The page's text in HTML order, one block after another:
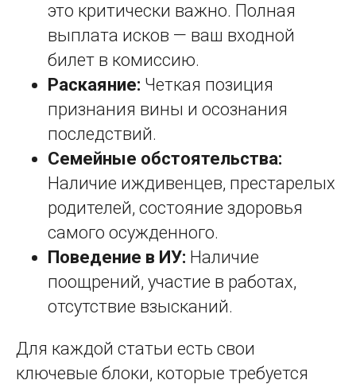
это критически важно. Полная
выплата исков — ваш входной
билет в комиссию.
Раскаяние: Четкая позиция
признания вины и осознания
последствий.
Семейные обстоятельства:
Наличие иждивенцев, престарелых
родителей, состояние здоровья
самого осужденного.
Поведение в ИУ: Наличие
поощрений, участие в работах,
отсутствие взысканий.
Для каждой статьи есть свои
ключевые блоки, которые требуется